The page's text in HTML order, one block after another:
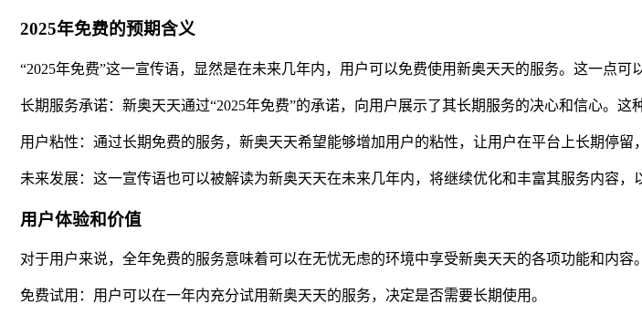
2025年免费的预期含义
“2025年免费”这一宣传语，显然是在未来几年内，用户可以免费使用新奥天天的服务。这一点可
长期服务承诺：新奥天天通过“2025年免费”的承诺，向用户展示了其长期服务的决心和信心。
用户粘性：通过长期免费的服务，新奥天天希望能够增加用户的粘性，让用户在平台上长期停留
未来发展：这一宣传语也可以被解读为新奥天天在未来几年内，将继续优化和丰富其服务内容，
用户体验和价值
对于用户来说，全年免费的服务意味着可以在无忧无虑的环境中享受新奥天天的各项功能和内
免费试用：用户可以在一年内充分试用新奥天天的服务，决定是否需要长期使用。